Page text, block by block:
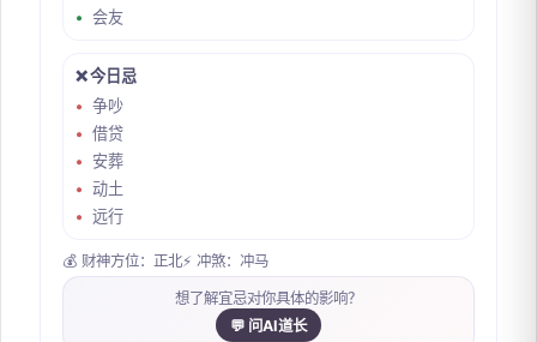
会友
❌ 今日忌
争吵
借贷
安葬
动土
远行
💰 财神方位：正北⚡ 冲煞：冲马
想了解宜忌对你具体的影响？
💬 问AI道长